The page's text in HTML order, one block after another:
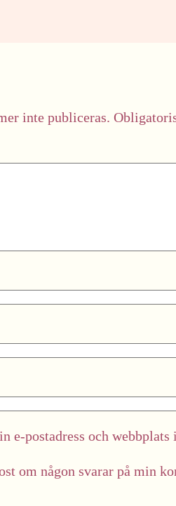
inte publiceras.
e-postadress och
om någon svarar på min